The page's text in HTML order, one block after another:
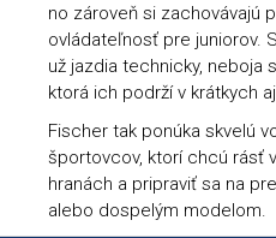
no zároveň si zachovávajú
ovládateľnosť pre juniorov.
už jazdia technicky, neboja
ktorá ich podrží v krátkych
Fischer tak ponúka skvelú
športovcov, ktorí chcú rásť
hranách a pripraviť sa na
alebo dospelým modelom.